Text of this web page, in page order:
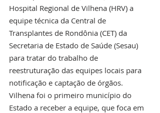
Hospital Regional de Vilhena (HRV) a
equipe técnica da Central de
Transplantes de Rondônia (CET) da
Secretaria de Estado de Saúde (Sesau)
para tratar do trabalho de
reestruturação das equipes locais para
notificação e captação de órgãos.
Vilhena foi o primeiro município do
Estado a receber a equipe, que foca em